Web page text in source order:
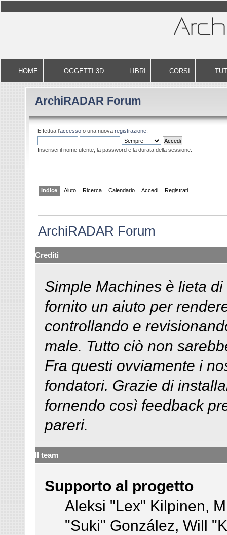
HOME OGGETTI 3D LIBRI CORSI
ArchiRADAR Forum
Effettua l'accesso o una nuova registrazione.
Inserisci il nome utente, la password e la durata della sessione.
Indice Aiuto Ricerca Calendario Accedi Registrati
ArchiRADAR Forum
Crediti
Simple Machines è lieta
fornito un aiuto per
controllando e
male. Tutto ciò non
Fra questi ovviamente i
fondatori. Grazie di
fornendo così feedback
pareri.
Il team
Supporto al progetto
Aleksi "Lex" Kilpinen,
"Suki" González, Will